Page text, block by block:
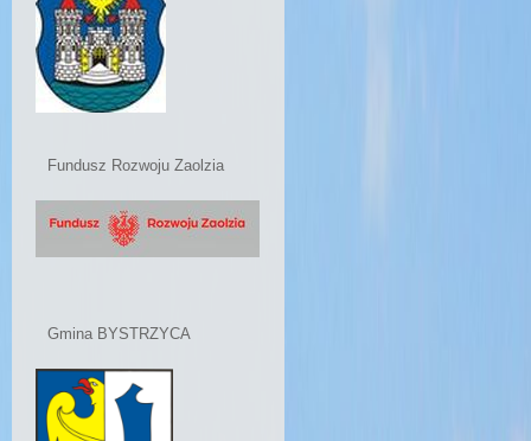
Fundusz Rozwoju Zaolzia
Gmina BYSTRZYCA